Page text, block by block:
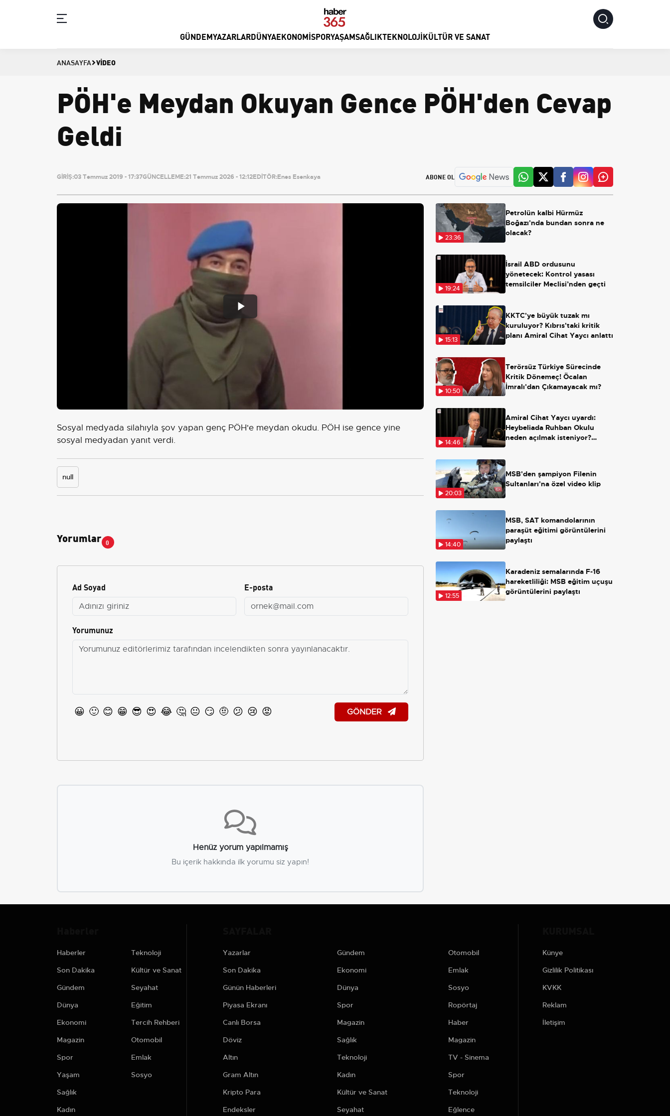
GÜNDEMYAZARLARDÜNYAEKONOMISPORYAŞAMSAĞLIKTEKNOLOJIKÜLTÜR VE SANAT
ANASAYFA VIDEO
PÖH'e Meydan Okuyan Gence PÖH'den Cevap
Geldi
GİRİŞ:03 Temmuz 2019 - 17:37GÜNCELLEME:21 Temmuz 2026 - 12:12EDİTÖR:Enes Esenkaya ABONE OL
Play
Video
Sosyal medyada silahıyla şov yapan genç PÖH'e meydan okudu. PÖH ise gence yine
sosyal medyadan yanıt verdi.
null
Yorumlar 0
Ad Soyad E-posta
Yorumunuz
😀 🙂 😊 😁 😎 😍 😂 🤔 😐 😏 🤨 😕 😢 😡 GÖNDER
Henüz yorum yapılmamış
Bu içerik hakkında ilk yorumu siz yapın!
23:36
Petrolün kalbi Hürmüz
Boğazı'nda bundan sonra ne
olacak?
19:24
İsrail ABD ordusunu
yönetecek: Kontrol yasası
temsilciler Meclisi’nden geçti
15:13
KKTC'ye büyük tuzak mı
kuruluyor? Kıbrıs'taki kritik
planı Amiral Cihat Yaycı anlattı
10:50
Terörsüz Türkiye Sürecinde
Kritik Dönemeç! Öcalan
İmralı'dan Çıkamayacak mı?
14:46
Amiral Cihat Yaycı uyardı:
Heybeliada Ruhban Okulu
neden açılmak isteniyor?
20:03
MSB'den şampiyon Filenin
Sultanları'na özel video klip
14:40
MSB, SAT komandolarının
paraşüt eğitimi görüntülerini
paylaştı
12:55
Karadeniz semalarında F-16
hareketliliği: MSB eğitim uçuşu
görüntülerini paylaştı
Haberler
Son Dakika
Gündem
Dünya
Ekonomi
Magazin
Spor
Yaşam
Sağlık
Kadın
Teknoloji
Kültür ve Sanat
Seyahat
Eğitim
Tercih Rehberi
Otomobil
Emlak
Sosyo
Yazarlar
Son Dakika
Günün Haberleri
Piyasa Ekranı
Canlı Borsa
Döviz
Altın
Gram Altın
Kripto Para
Endeksler
Gündem
Ekonomi
Dünya
Spor
Magazin
Sağlık
Teknoloji
Kadın
Kültür ve Sanat
Seyahat
Otomobil
Emlak
Sosyo
Ropörtaj
Haber
Magazin
TV - Sinema
Spor
Teknoloji
Eğlence
Künye
Gizlilik Politikası
KVKK
Reklam
İletişim